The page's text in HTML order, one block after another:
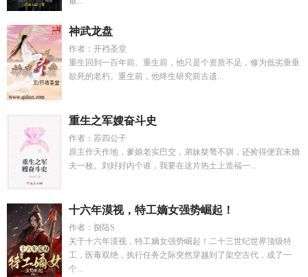
神武龙盘
作者：开裆圣堂
重生回到一百年前。重生前，他只是个资质不足，修为低劣垂垂
欲死的老朽。重生前，他终生研究前古遗...
重生之军嫂奋斗史
作者：苏四公子
原主作天作地，爹娘老实巴交，弟妹桀骜不驯，还捡得便宜未婚
夫一枚。刘好好内个谁，我要在这片热土上造福一...
十六年漠视，特工嫡女强势崛起！
作者：捌陆S
关于十六年漠视，特工嫡女强势崛起！二十三世纪世界顶级特
工，医毒双绝，执行任务之际突然穿越到了架空古代，成了一
个...